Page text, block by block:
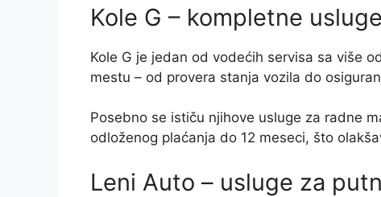
Kole G – kompletne
Kole G je jedan od vodećih servisa sa više
mestu – od provera stanja vozila do
Posebno se ističu njihove usluge za radne
odloženog plaćanja do 12 meseci, što
Leni Auto – usluge za